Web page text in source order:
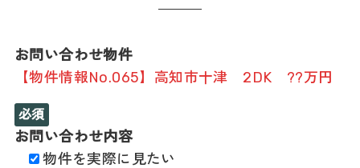
お問い合わせ物件
【物件情報No.065】高知市十津 2DK ??万円
必須
お問い合わせ内容
物件を実際に見たい